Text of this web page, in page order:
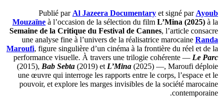
Publié parAl Jazeera Documentary et signé parAyoub
Mouzaïne à l’occasion de la sélection du film L’Mina (2025) à la
Semaine de la Critique du Festival de Cannes, l’article consacre
une analyse fine à l’univers de la réalisatrice marocaine Randa
Maroufi, figure singulière d’un cinéma à la frontière du réel et de la
performance visuelle. À travers une trilogie cohérente — Le Parc
(2015), Bab Sebta (2019) etL’Mina (2025) —, Maroufi déploie
une œuvre qui interroge les rapports entre le corps, l’espace et le
pouvoir, et explore les marges invisibles de la société marocaine
contemporaine.